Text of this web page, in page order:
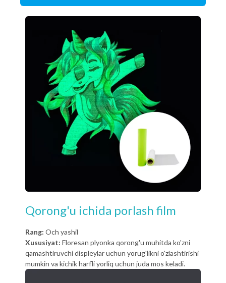
Qorong'u ichida porlash film
Rang: Och yashil
Xususiyat: Floresan plyonka qorong'u muhitda ko'zni
qamashtiruvchi displeylar uchun yorug'likni o'zlashtirishi
mumkin va kichik harfli yorliq uchun juda mos keladi.